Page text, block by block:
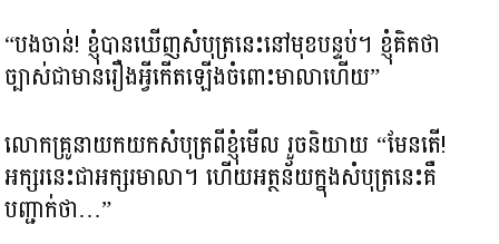
“បងចាន់! ខ្ញុំបានឃើញសំបុត្រនេះនៅមុខបន្ទប់។ ខ្ញុំគិតថា
ច្បាស់ជាមានរឿងអ្វីកើតឡើងចំពោះមាលាហើយ”
លោកគ្រូនាយកយកសំបុត្រពីខ្ញុំមើល រួចនិយាយ “មែនតើ!
អក្សរនេះជាអក្សរមាលា។ ហើយអត្ថន័យក្នុងសំបុត្រនេះគឺ
បញ្ជាក់ថា…”